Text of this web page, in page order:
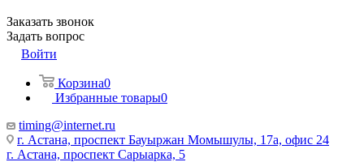
Заказать звонок
Задать вопрос
Войти
Корзина0
Избранные товары0
timing@internet.ru
г. Астана, проспект Бауыржан Момышулы, 17а, офис 24
г. Астана, проспект Сарыарка, 5